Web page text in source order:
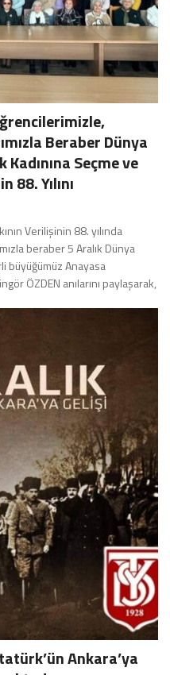
Beraber Dünya
Seçme ve
88. Yılını
Verilişinin 88. yılında
beraber 5 Aralık Dünya
büyüğümüz Anayasa
ÖZDEN anılarını paylaşarak,
Ankara’ya